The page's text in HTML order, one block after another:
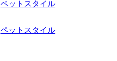
ペットスタイル
ペットスタイル